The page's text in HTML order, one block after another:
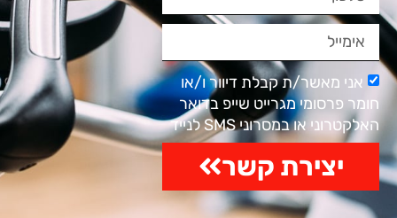
אני מאשר/ת קבלת דיוור ו/או
חומר פרסומי מגרייט שייפ בדואר
האלקטרוני או במסרוני SMS לנייד
יצירת קשר